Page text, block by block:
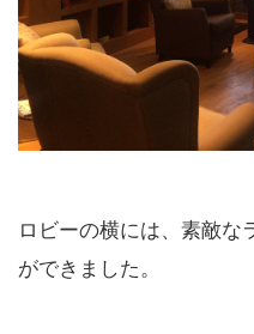
ロビーの横には、素敵な
ができました。